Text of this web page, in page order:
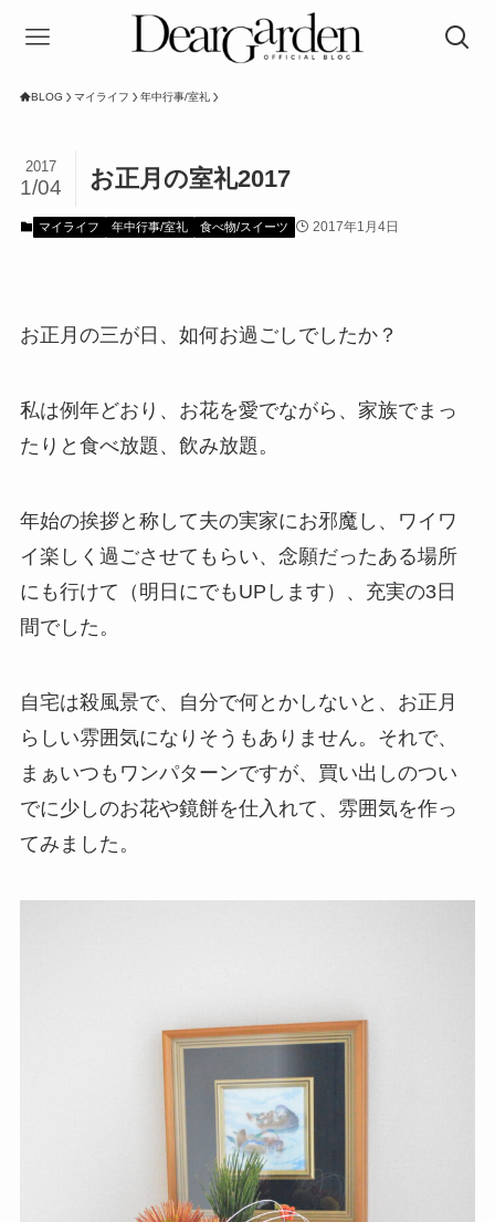
BLOG マイライフ 年中行事/室礼
お正月の室礼2017
2017
1/04
マイライフ 年中行事/室礼 食べ物/スイーツ 2017年1月4日
お正月の三が日、如何お過ごしでしたか？
私は例年どおり、お花を愛でながら、家族でまっ
たりと食べ放題、飲み放題。
年始の挨拶と称して夫の実家にお邪魔し、ワイワ
イ楽しく過ごさせてもらい、念願だったある場所
にも行けて（明日にでもUPします）、充実の3日
間でした。
自宅は殺風景で、自分で何とかしないと、お正月
らしい雰囲気になりそうもありません。それで、
まぁいつもワンパターンですが、買い出しのつい
でに少しのお花や鏡餅を仕入れて、雰囲気を作っ
てみました。